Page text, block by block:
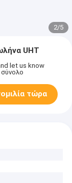
2/5
UHT
let us know
σύνολο
τώρα